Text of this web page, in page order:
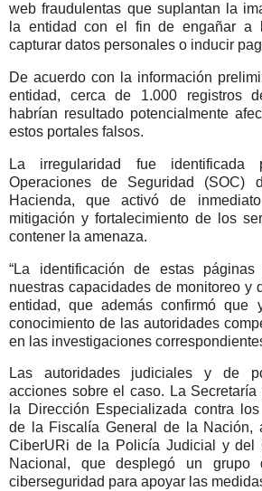
web fraudulentas que suplantan la
la entidad con el fin de engañar a
capturar datos personales o inducir
De acuerdo con la información
entidad, cerca de 1.000 registros
habrían resultado potencialmente
estos portales falsos.
La irregularidad fue
Operaciones de Seguridad (SOC)
Hacienda, que activó de
mitigación y fortalecimiento de los
contener la amenaza.
“La identificación de estas
nuestras capacidades de monitoreo y
entidad, que además confirmó
conocimiento de las autoridades
en las investigaciones
Las autoridades judiciales y de
acciones sobre el caso. La
la
Dirección Especializada contra
de la Fiscalía General de la Nación,
CiberURi de la Policía Judicial
y del
Nacional , que desplegó un grupo
ciberseguridad para apoyar las